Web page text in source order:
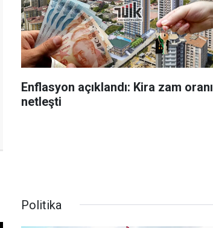
Enflasyon açıklandı: Kira zam oranı
netleşti
Politika